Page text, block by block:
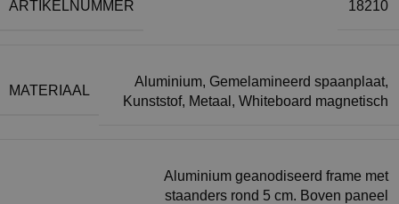
ARTIKELNUMMER 18210
MATERIAAL
Aluminium, Gemelamineerd spaanplaat,
Kunststof, Metaal , Whiteboard magnetisch
Aluminium geanodiseerd frame met
staanders rond 5 cm. Boven paneel